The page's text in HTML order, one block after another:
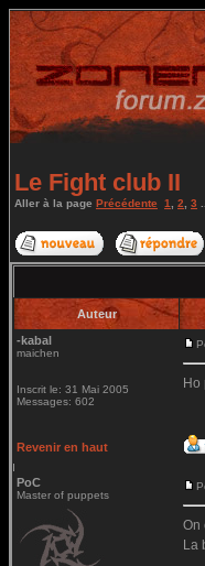
Le Fight club II
Aller à la page Précédente 1 2 3
Auteur
-kabal
maichen
Inscrit le: 31 Mai 2005
Messages: 602
Ho
Revenir en haut
PoC
Master of puppets
On
La